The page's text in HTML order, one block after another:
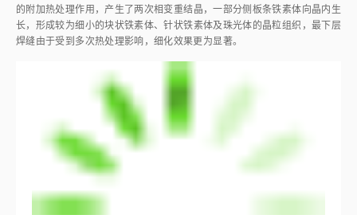
的附加热处理作用，产生了两次相变重结晶，一部分侧板条铁素体向晶内生
长，形成较为细小的块状铁素体、针状铁素体及珠光体的晶粒组织，最下层
焊缝由于受到多次热处理影响，细化效果更为显著。